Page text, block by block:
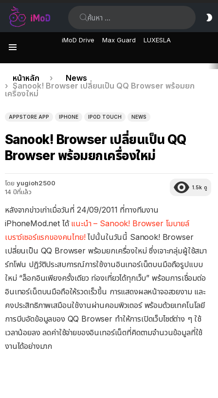
iMoD Drive Max Guard LUXESLA
เรื่อง
ล่าสุด
คุณอยู่ที่นี่:
หน้าหลัก
News
Sanook! Browser เปลี่ยนเป็น QQ Browser พร้อมยก
เครื่องใหม่
APPSTORE APP IPHONE IPOD TOUCH NEWS
Sanook! Browser เปลี่ยนเป็น QQ
Browser พร้อมยกเครื่องใหม่
โดย yugioh2500
14 ปีที่แล้ว
1.5k ดู
หลังจากข่าวเก่าเมื่อวันที่ 24/09/2011 ที่ทางทีมงาน
iPhoneMod.net ได้ แนะนำ – Sanook! Browser โมบายล์
เบราว์เซอร์แรกของคนไทย!ไปนั้นในวันนี้ Sanook! Browser
เปลี่ยนเป็น QQ Browser พร้อมยกเครื่องใหม่ ซึ่งเจาะกลุ่มผู้ใช้สมา
ร์ทโฟน ปฏิวัติประสบการณ์การใช้งานอินเทอร์เน็ตบนมือถือรูปแบบ
ใหม่ “ล็อกอินเพียงครั้งเดียว ท่องเที่ยวได้ทุกเว็บ” พร้อมการเชื่อมต่อ
อินเทอร์เน็ตบนมือถือให้รวดเร็วขึ้น การแสดงผลหน้าจอสวยงาม และ
คงประสิทธิภาพเสมือนใช้งานผ่านคอมพิวเตอร์ พร้อมด้วยเทคโนโลยี
การบีบอัดข้อมูลของ QQ Browser ทำให้การเปิดเว็บไซต์ต่าง ๆ ใช้
เวลาน้อยลง ลดค่าใช้จ่ายของอินเทอร์เน็ตที่คิดตามจำนวนข้อมูลที่ใช้
งานได้อย่างมาก